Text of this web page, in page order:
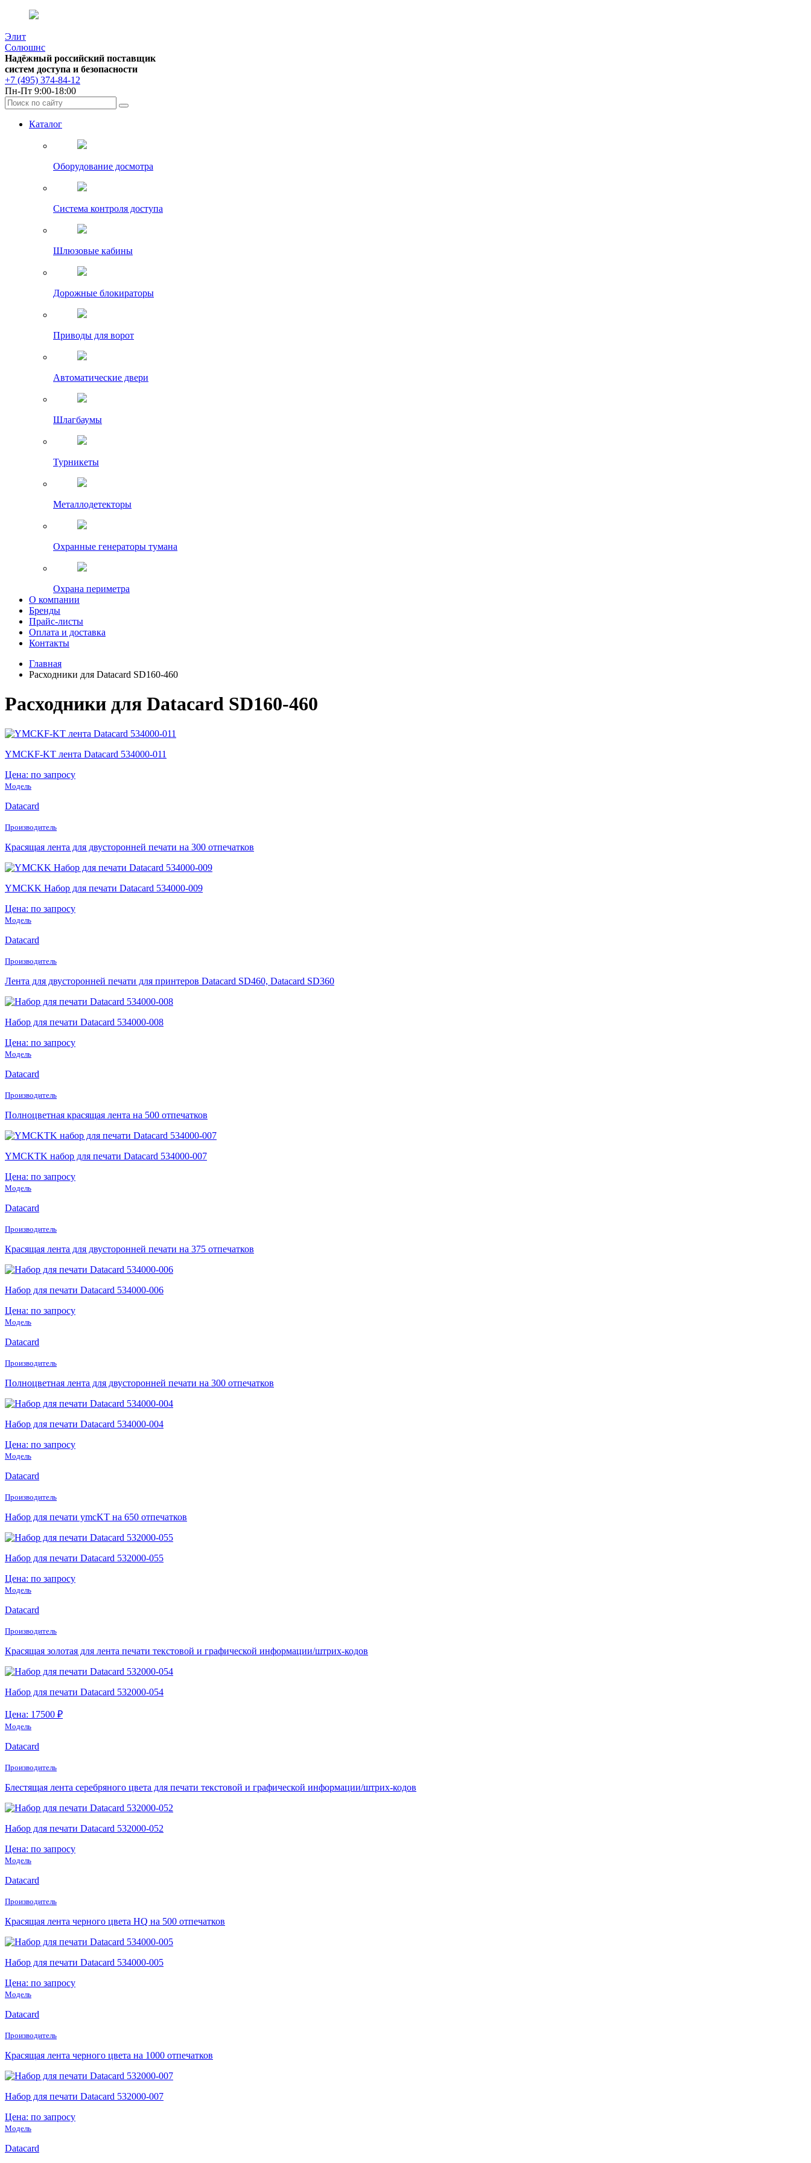
Элит
Солюшнс
Надёжный российский поставщик
систем доступа и безопасности
+7 (495) 374-84-12
Пн-Пт 9:00-18:00
Каталог
Оборудование досмотра
Система контроля доступа
Шлюзовые кабины
Дорожные блокираторы
Приводы для ворот
Автоматические двери
Шлагбаумы
Турникеты
Металлодетекторы
Охранные генераторы тумана
Охрана периметра
О компании
Бренды
Прайс-листы
Оплата и доставка
Контакты
Главная
Расходники для Datacard SD160-460
Расходники для Datacard SD160-460
YMCKF-KT лента Datacard 534000-011
Цена: по запросу
Модель
Datacard
Производитель
Красящая лента для двусторонней печати на 300 отпечатков
YMCKK Набор для печати Datacard 534000-009
Цена: по запросу
Модель
Datacard
Производитель
Лента для двусторонней печати для принтеров Datacard SD460, Datacard SD360
Набор для печати Datacard 534000-008
Цена: по запросу
Модель
Datacard
Производитель
Полноцветная красящая лента на 500 отпечатков
YMCKTK набор для печати Datacard 534000-007
Цена: по запросу
Модель
Datacard
Производитель
Красящая лента для двусторонней печати на 375 отпечатков
Набор для печати Datacard 534000-006
Цена: по запросу
Модель
Datacard
Производитель
Полноцветная лента для двусторонней печати на 300 отпечатков
Набор для печати Datacard 534000-004
Цена: по запросу
Модель
Datacard
Производитель
Набор для печати ymcKT на 650 отпечатков
Набор для печати Datacard 532000-055
Цена: по запросу
Модель
Datacard
Производитель
Красящая золотая для лента печати текстовой и графической информации/штрих-кодов
Набор для печати Datacard 532000-054
Цена: 17500 ₽
Модель
Datacard
Производитель
Блестящая лента серебряного цвета для печати текстовой и графической информации/штрих-кодов
Набор для печати Datacard 532000-052
Цена: по запросу
Модель
Datacard
Производитель
Красящая лента черного цвета HQ на 500 отпечатков
Набор для печати Datacard 534000-005
Цена: по запросу
Модель
Datacard
Производитель
Красящая лента черного цвета на 1000 отпечатков
Набор для печати Datacard 532000-007
Цена: по запросу
Модель
Datacard